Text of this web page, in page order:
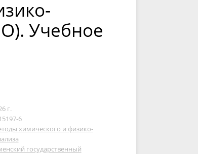
Учебное
г.
6
химического и физико-
государственный